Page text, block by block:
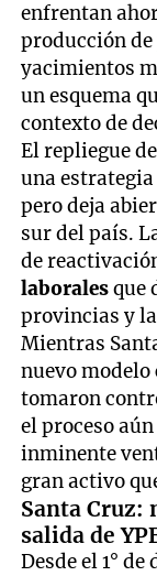
enfrentan
producción de
yacimientos
un esquema
contexto de
El repliegue
una
pero deja
sur del país.
de
laboralesque
provincias y
Mientras
nuevo modelo
tomaron
el proceso
inminente
gran activo
Santa Cruz:
salida de
Desde el 1°